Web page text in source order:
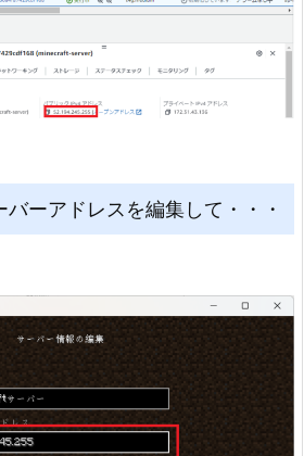
ーアドレスを編集して・・・